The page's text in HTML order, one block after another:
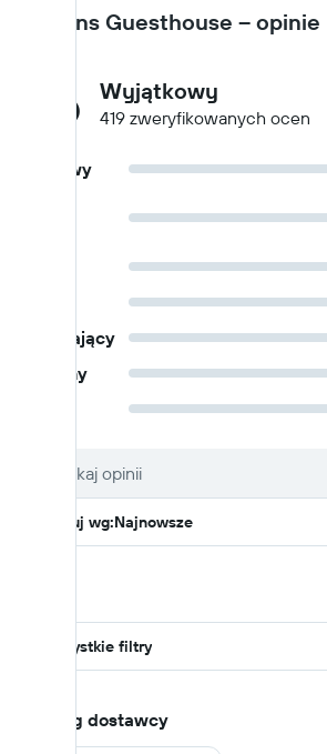
Maartens Guesthouse – opinie
9,6 Wyjątkowy
419 zweryfikowanych ocen
Wyjątkowy
Zadowalający
Przeciętny
Sortuj wg:Najnowsze
Wszystkie filtry
Ocena wg dostawcy